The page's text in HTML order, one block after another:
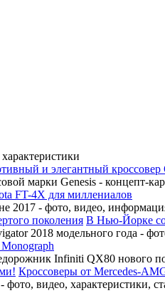
и элегантный кроссовер
марки Genesis - концепт-
FT-4X для миллениалов
2017 - фото, видео,
В Нью-Йорке
2018 модельного года -
Infiniti QX80 нового
Кроссоверы от Mercedes-
видео, характеристики,